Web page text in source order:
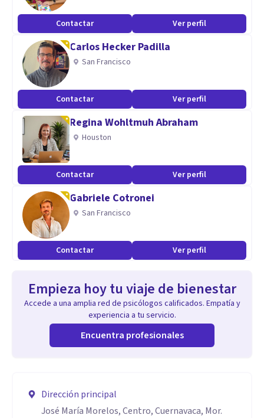
Contactar Ver perfil
Carlos Hecker Padilla
San Francisco
Contactar Ver perfil
Regina Wohltmuh Abraham
Houston
Contactar Ver perfil
Gabriele Cotronei
San Francisco
Contactar Ver perfil
Empieza hoy tu viaje de bienestar
Accede a una amplia red de psicólogos calificados. Empatía y
experiencia a tu servicio.
Encuentra profesionales
Dirección principal
José María Morelos, Centro, Cuernavaca, Mor.